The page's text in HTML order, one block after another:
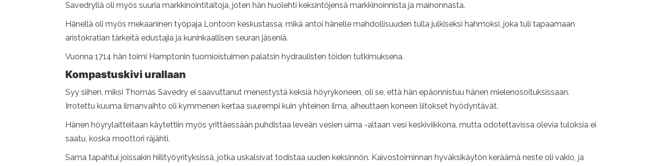
Savedryllä oli myös suuria markkinointitaitoja, joten hän huolehti keksintöjensä markkinoinnista ja mainonnasta.
Hänellä oli myös mekaaninen työpaja Lontoon keskustassa, mikä antoi hänelle mahdollisuuden tulla julkiseksi hahmoksi, joka tuli tapaamaan
aristokratian tärkeitä edustajia ja kuninkaallisen seuran jäseniä.
Vuonna 1714 hän toimi Hamptonin tuomioistuimen palatsin hydraulisten töiden tutkimuksena.
Kompastuskivi urallaan
Syy siihen, miksi Thomas Savedry ei saavuttanut menestystä keksiä höyrykoneen, oli se, että hän epäonnistuu hänen mielenosoituksissaan.
Irrotettu kuuma ilmanvaihto oli kymmenen kertaa suurempi kuin yhteinen ilma, aiheuttaen koneen liitokset hyödyntävät.
Hänen höyrylaitteitaan käytettiin myös yrittäessään puhdistaa leveän vesien uima -altaan vesi keskiviikkona, mutta odotettavissa olevia tuloksia ei
saatu, koska moottori räjähti.
Sama tapahtui joissakin hiilityöyrityksissä, jotka uskalsivat todistaa uuden keksinnön. Kaivostoiminnan hyväksikäytön keräämä neste oli vakio, ja